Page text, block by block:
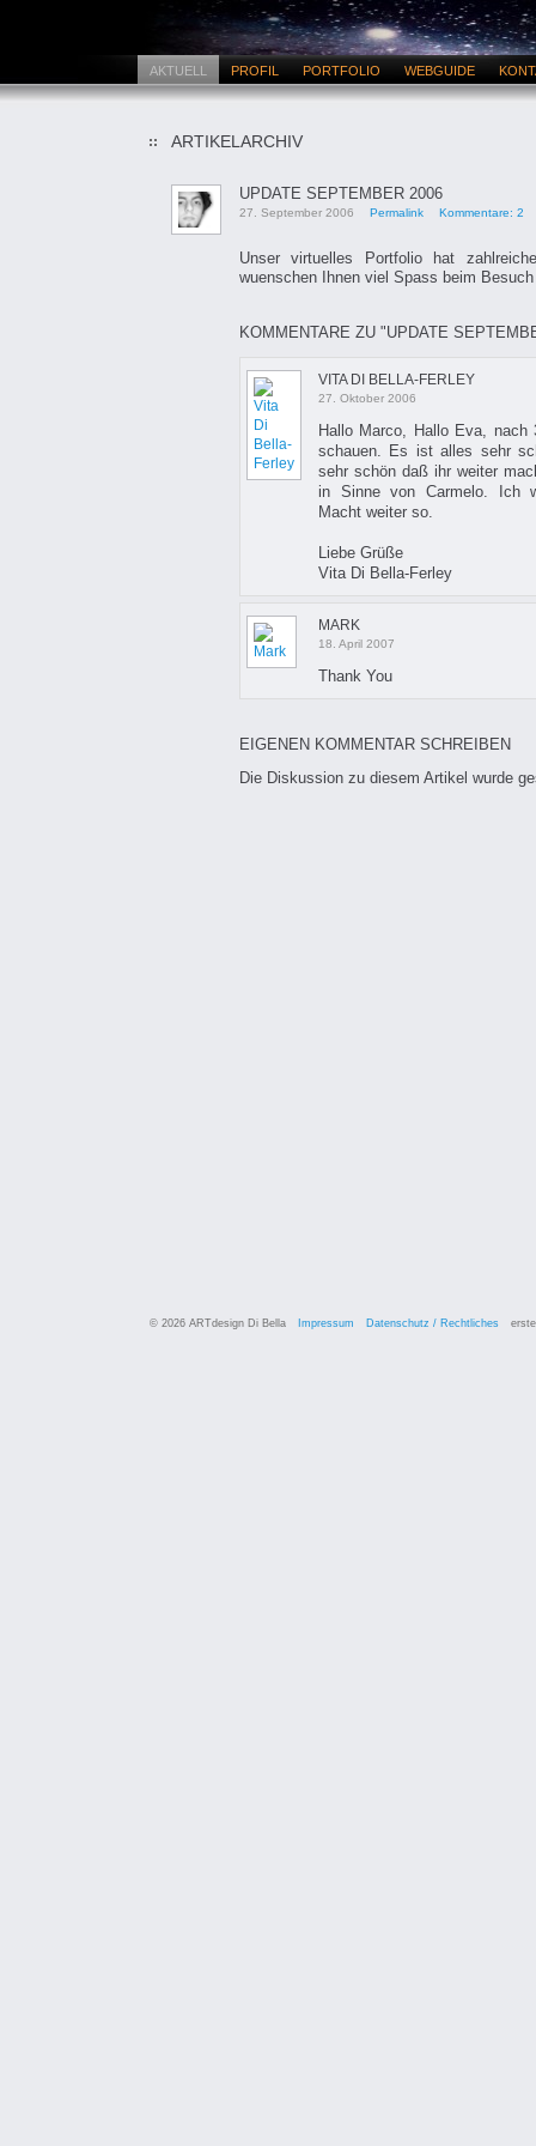
AKTUELL PROFIL PORTFOLIO WEBGUIDE
ARTIKELARCHIV
UPDATE SEPTEMBER 2006
27. September 2006 Permalink Kommentare: 2
Unser virtuelles Portfolio hat
wuenschen Ihnen viel Spass beim
KOMMENTARE ZU "UPDATE
VITA DI BELLA-FERLEY
27. Oktober 2006
Hallo Marco, Hallo Eva,
schauen. Es ist alles sehr
sehr schön daß ihr weiter
in Sinne von Carmelo. Ich
Macht weiter so.
Liebe Grüße
Vita Di Bella-Ferley
MARK
18. April 2007
Thank You
EIGENEN KOMMENTAR SCHREIBEN
Die Diskussion zu diesem Artikel wurde
© 2026 ARTdesign Di Bella Impressum Datenschutz / Rechtliches